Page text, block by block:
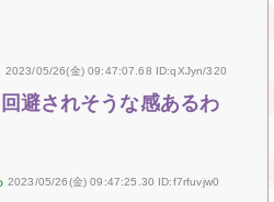
2023/05/26(金) 09:47:07.68 ID:qXJyn/320
避されそうな感あるわ
2023/05/26(金) 09:47:25.30 ID:f7rfuvjw0